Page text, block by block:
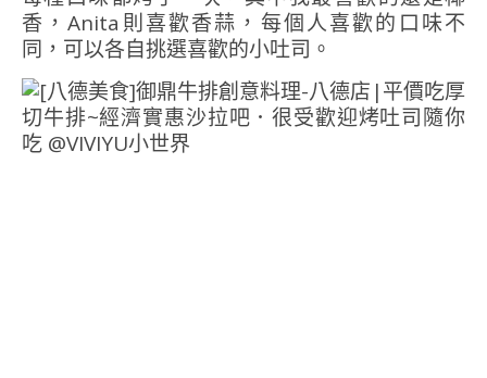
香，Anita則喜歡香蒜，每個人喜歡的口味不
同，可以各自挑選喜歡的小吐司。